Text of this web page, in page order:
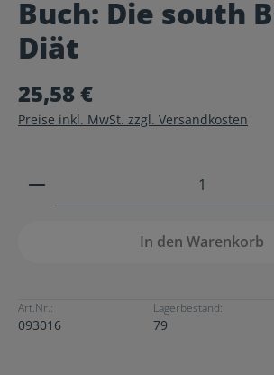
Durchschnittliche Bewertung von 0 von 5
Buch: Die south
Diät
25,58 €
Preise inkl. MwSt. zzgl. Versandkosten
Produkt Anzahl: Gib den
In den Warenkorb
Art.Nr.:
093016
Lagerbestand:
79